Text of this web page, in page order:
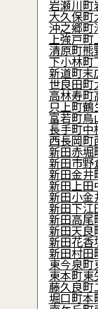
岩瀬川町
大久保町
沖之郷町
上強戸町
清原町熊
下小林町
新道町末
世良田町
高林寿町
只上町鶴
富若町鳥
長手町中
西長岡町
新田赤堀
新田市野
新田金井
新田上田
新田小金
新田下江
新田高尾
新田天良
新田花香
新田村田
東今泉町
東本町東
藤久良町
堀口町本